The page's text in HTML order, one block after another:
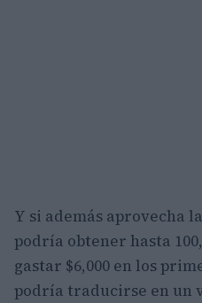
Y si además aprovecha
podría obtener hasta
gastar $6,000 en los
podría traducirse en un